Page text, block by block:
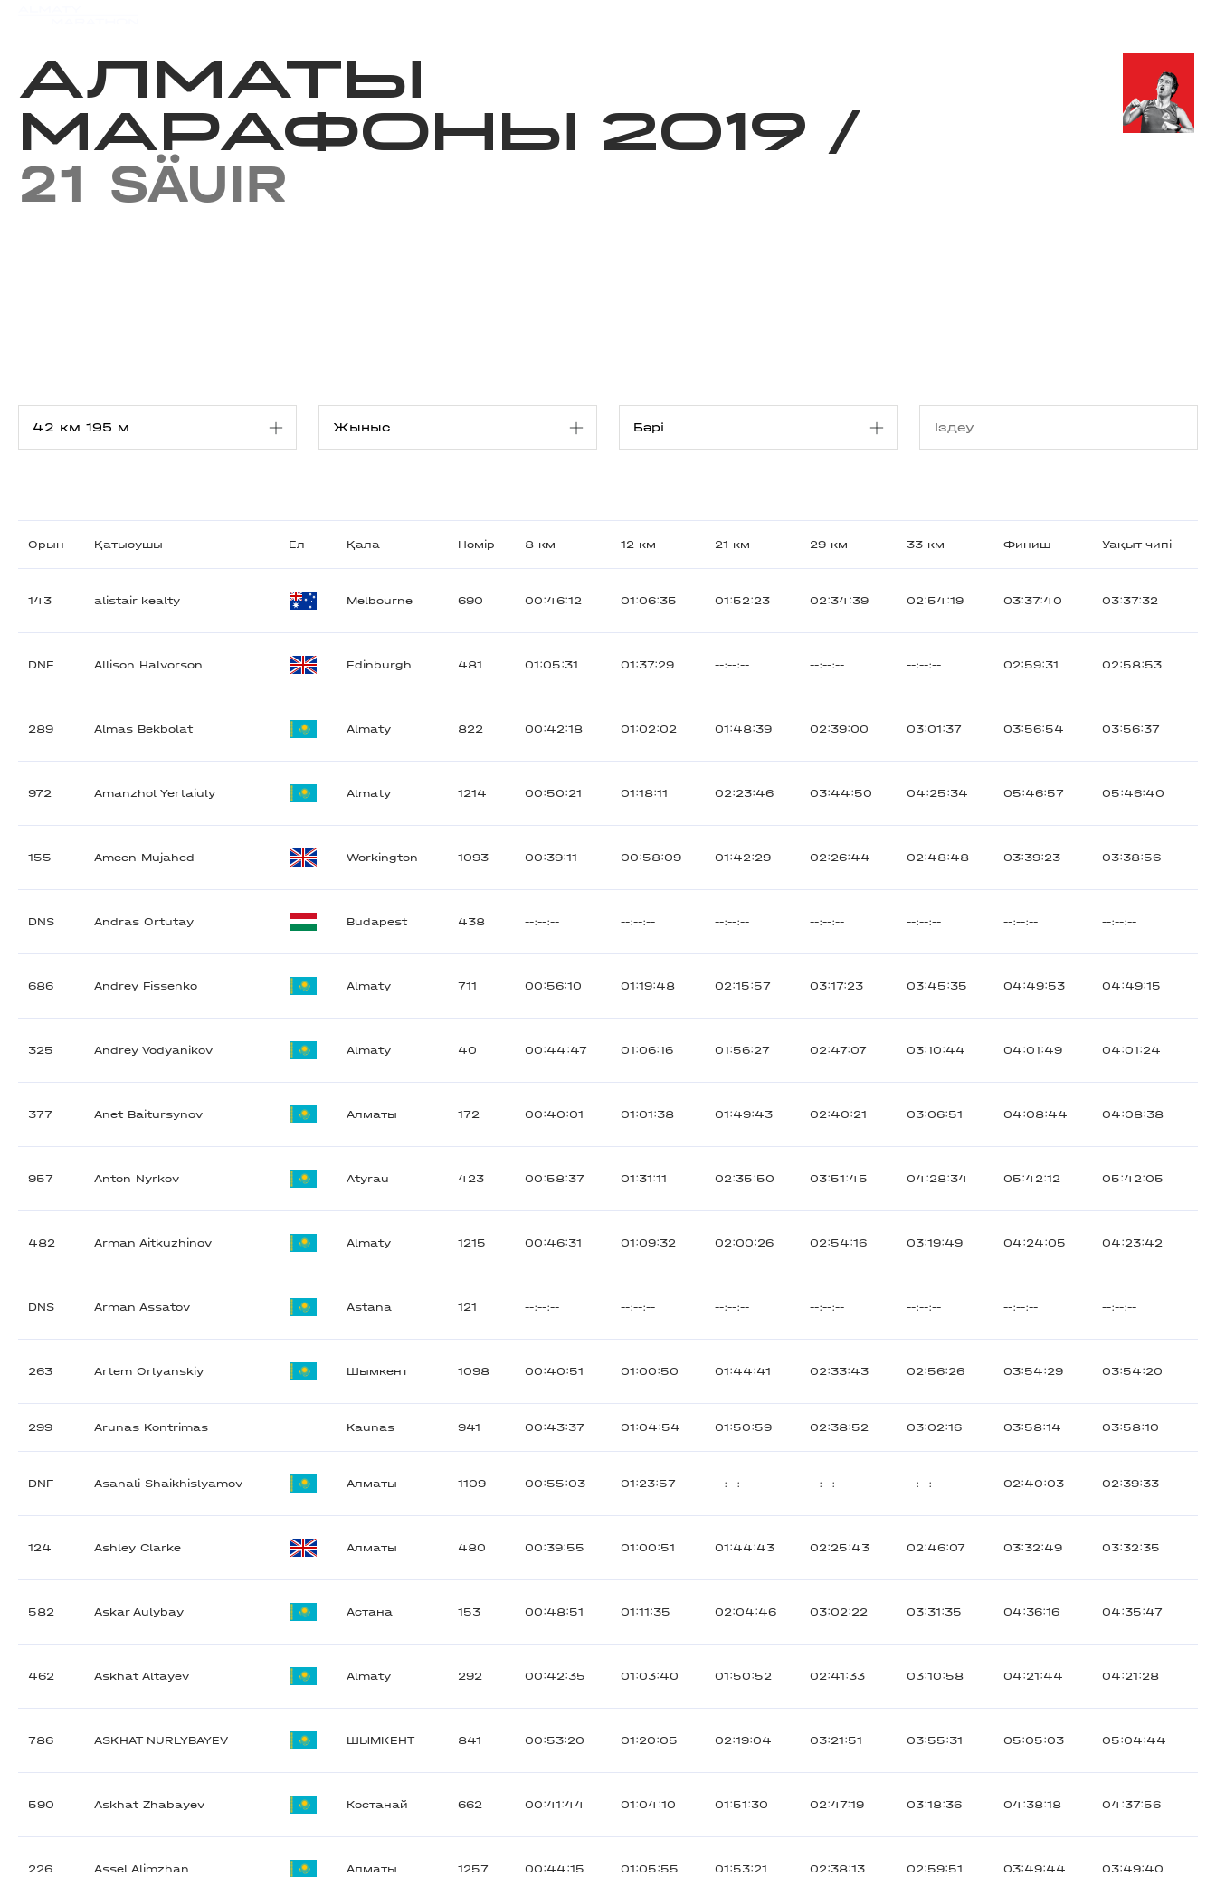
АЛМАТЫ
МАРАФОНЫ 2019 /
21 SÄUIR
Орын Қатысушы Ел Қала Нөмір 8 км 12 км 21 км 29 км 33 км Финиш Уақыт чипі
143 alistair kealty Melbourne 690 00:46:12 01:06:35 01:52:23 02:34:39 02:54:19 03:37:40 03:37:32
DNF Allison Halvorson Edinburgh 481 01:05:31 01:37:29 --:--:-- --:--:-- --:--:-- 02:59:31 02:58:53
289 Almas Bekbolat Almaty 822 00:42:18 01:02:02 01:48:39 02:39:00 03:01:37 03:56:54 03:56:37
972 Amanzhol Yertaiuly Almaty 1214 00:50:21 01:18:11 02:23:46 03:44:50 04:25:34 05:46:57 05:46:40
155 Ameen Mujahed Workington 1093 00:39:11 00:58:09 01:42:29 02:26:44 02:48:48 03:39:23 03:38:56
DNS Andras Ortutay Budapest 438 --:--:-- --:--:-- --:--:-- --:--:-- --:--:-- --:--:-- --:--:--
686 Andrey Fissenko Almaty 711 00:56:10 01:19:48 02:15:57 03:17:23 03:45:35 04:49:53 04:49:15
325 Andrey Vodyanikov Almaty 40 00:44:47 01:06:16 01:56:27 02:47:07 03:10:44 04:01:49 04:01:24
377 Anet Baitursynov Алматы 172 00:40:01 01:01:38 01:49:43 02:40:21 03:06:51 04:08:44 04:08:38
957 Anton Nyrkov Atyrau 423 00:58:37 01:31:11 02:35:50 03:51:45 04:28:34 05:42:12 05:42:05
482 Arman Aitkuzhinov Almaty 1215 00:46:31 01:09:32 02:00:26 02:54:16 03:19:49 04:24:05 04:23:42
DNS Arman Assatov Astana 121 --:--:-- --:--:-- --:--:-- --:--:-- --:--:-- --:--:-- --:--:--
263 Artem Orlyanskiy Шымкент 1098 00:40:51 01:00:50 01:44:41 02:33:43 02:56:26 03:54:29 03:54:20
299 Arunas Kontrimas Kaunas 941 00:43:37 01:04:54 01:50:59 02:38:52 03:02:16 03:58:14 03:58:10
DNF Asanali Shaikhislyamov Алматы 1109 00:55:03 01:23:57 --:--:-- --:--:-- --:--:-- 02:40:03 02:39:33
124 Ashley Clarke Алматы 480 00:39:55 01:00:51 01:44:43 02:25:43 02:46:07 03:32:49 03:32:35
582 Askar Aulybay Астана 153 00:48:51 01:11:35 02:04:46 03:02:22 03:31:35 04:36:16 04:35:47
462 Askhat Altayev Almaty 292 00:42:35 01:03:40 01:50:52 02:41:33 03:10:58 04:21:44 04:21:28
786 ASKHAT NURLYBAYEV ШЫМКЕНТ 841 00:53:20 01:20:05 02:19:04 03:21:51 03:55:31 05:05:03 05:04:44
590 Askhat Zhabayev Костанай 662 00:41:44 01:04:10 01:51:30 02:47:19 03:18:36 04:38:18 04:37:56
226 Assel Alimzhan Алматы 1257 00:44:15 01:05:55 01:53:21 02:38:13 02:59:51 03:49:44 03:49:40